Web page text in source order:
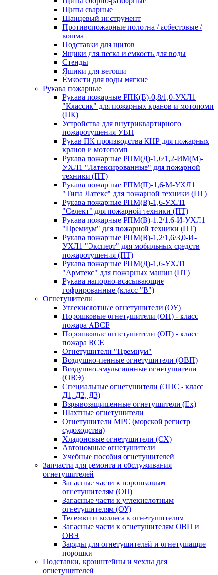
Щиты сварные
Шанцевый инструмент
Противопожарные полотна / асбестовые /
кошма
Подставки для щитов
Ящики для песка и емкость для воды
Стенды
Ящики для ветоши
Ёмкости для воды мягкие
Рукава пожарные
Рукава пожарные РПК(В)-0,8/1,0-УХЛ1
"Классик" для пожарных кранов и мотопомп
(ПК)
Устройства для внутриквартирного
пожаротушения УВП
Рукав ПК производства КНР для пожарных
кранов и мотопомп
Рукава пожарные РПМ(Д)-1,6/1,2-ИМ(M)-
УХЛ1 "Латексированные" для пожарной
техники (ПТ)
Рукава пожарные РПМ(П)-1,6-М-УХЛ1
"Типа Латекс" для пожарной техники (ПТ)
Рукава пожарные РПМ(В)-1,6-УХЛ1
"Селект" для пожарной техники (ПТ)
Рукава пожарные РПМ(В)-1,2/1,6-И-УХЛ1
"Премиум" для пожарной техники (ПТ)
Рукава пожарные РПМ(В)-1,2/1,6/3,0-И-
УХЛ1 "Эксперт" для мобильных средств
пожаротушения (ПТ)
Рукава пожарные РПМ(Д)-1,6-УХЛ1
"Армтекс" для пожарных машин (ПТ)
Рукава напорно-всасывающие
гофрированные (класс "В")
Огнетушители
Углекислотные огнетушители (ОУ)
Порошковые огнетушители (ОП) - класс
пожара АВСЕ
Порошковые огнетушители (ОП) - класс
пожара ВСЕ
Огнетушители "Премиум"
Воздушно-пенные огнетушители (ОВП)
Воздушно-эмульсионные огнетушители
(ОВЭ)
Специальные огнетушители (ОПС - класс
Д1, Д2, Д3)
Взрывозащищенные огнетушители (Ex)
Шахтные огнетушители
Огнетушители МРС (морской регистр
судоходства)
Хладоновые огнетушители (ОХ)
Автономные огнетушители
Учебные пособия огнетушителей
Запчасти для ремонта и обслуживания
огнетушителей
Запасные части к порошковым
огнетушителям (ОП)
Запасные части к углекислотным
огнетушителям (ОУ)
Тележки и коллеса к огнетушителям
Запасные части к огнетушителям ОВП и
ОВЭ
Заряды для огнетушителей и огнетушащие
порошки
Подставки, кронштейны и чехлы для
огнетушителей